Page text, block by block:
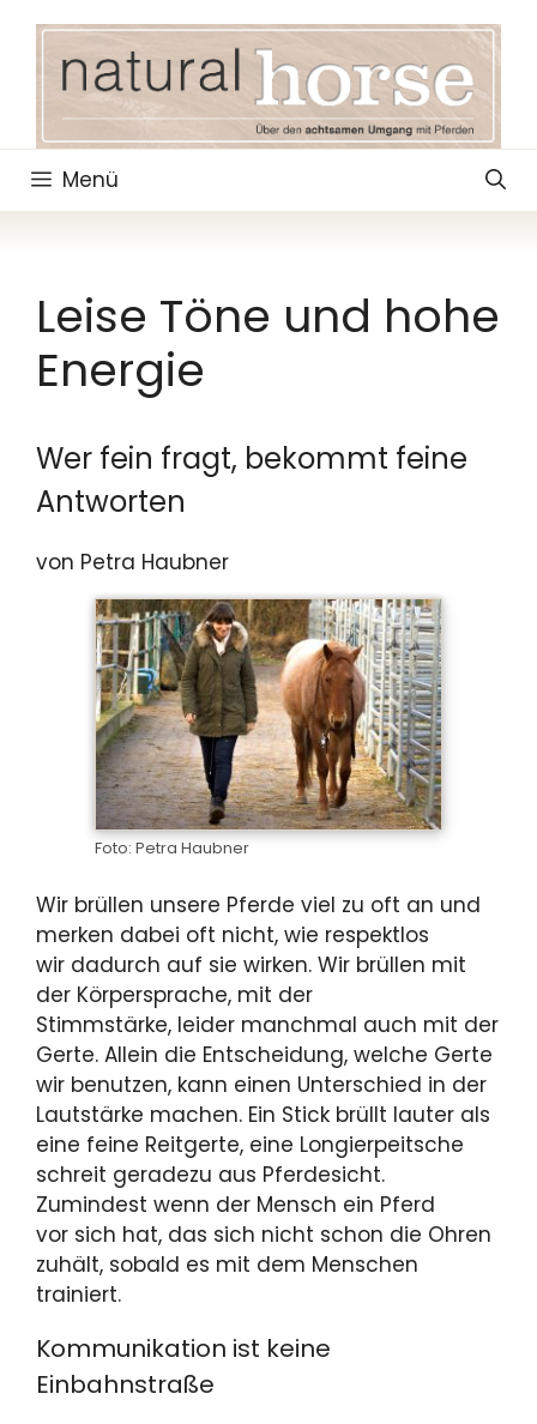
springen
Menü
Leise Töne und hohe
Energie
Wer fein fragt, bekommt feine
Antworten
von Petra Haubner
Foto: Petra Haubner
Wir brüllen unsere Pferde viel zu oft an und
merken dabei oft nicht, wie respektlos
wir dadurch auf sie wirken. Wir brüllen mit
der Körpersprache, mit der
Stimmstärke, leider manchmal auch mit der
Gerte. Allein die Entscheidung, welche Gerte
wir benutzen, kann einen Unterschied in der
Lautstärke machen. Ein Stick brüllt lauter als
eine feine Reitgerte, eine Longierpeitsche
schreit geradezu aus Pferdesicht.
Zumindest wenn der Mensch ein Pferd
vor sich hat, das sich nicht schon die Ohren
zuhält, sobald es mit dem Menschen
trainiert.
Kommunikation ist keine
Einbahnstraße